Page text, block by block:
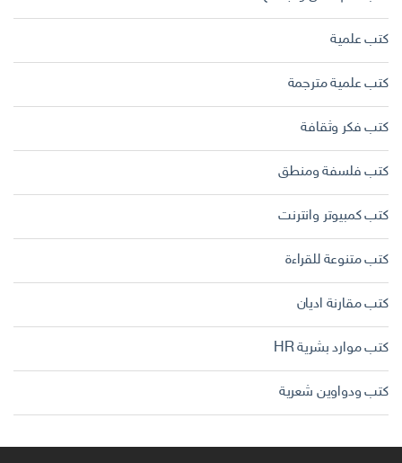
كتب علمية
كتب علمية مترجمة
كتب فكر وثقافة
كتب فلسفة ومنطق
كتب كمبيوتر وانترنت
كتب متنوعة للقراءة
كتب مقارنة اديان
كتب موارد بشرية HR
كتب ودواوين شعرية